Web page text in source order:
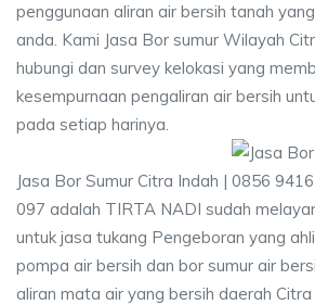
penggunaan aliran air bersih tanah
anda. Kami Jasa Bor sumur Wilayah
hubungi dan survey kelokasi yang
kesempurnaan pengaliran air bersih
pada setiap harinya.
Jasa Bor Sumur Citra Indah | 0856
097 adalah TIRTA NADI sudah
untuk jasa tukang Pengeboran yang
pompa air bersih dan bor sumur air
aliran mata air yang bersih daerah